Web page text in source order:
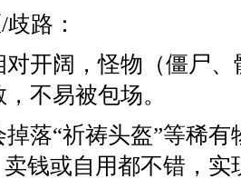
路：
开阔，怪物（僵尸
不易被包场。
落“祈祷头盔”等稀
钱或自用都不错，实